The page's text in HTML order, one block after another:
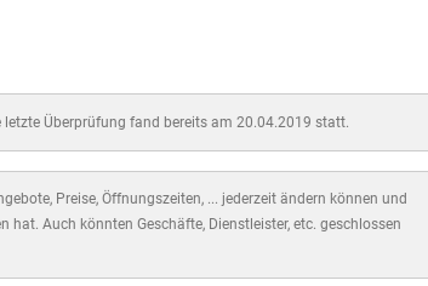
Überprüfung fand bereits am 20.04.2019 statt.
Preise, Öffnungszeiten, ... jederzeit ändern können und
Auch könnten Geschäfte, Dienstleister, etc. geschlossen